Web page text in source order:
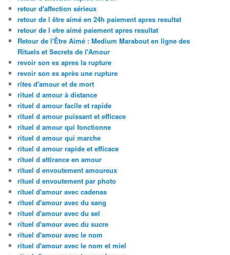
retour d'affection sérieux
retour de l être aimé en 24h paiement apres resultat
retour de l etre aimé paiement apres resultat
Retour de l'Être Aimé : Medium Marabout en ligne des
Rituels et Secrets de l'Amour
revoir son ex apres la rupture
revoir son ex après une rupture
rites d'amour et de mort
rituel d amour à distance
rituel d amour facile et rapide
rituel d amour puissant et efficace
rituel d amour qui fonctionne
rituel d amour qui marche
rituel d amour rapide et efficace
rituel d attirance en amour
rituel d envoutement amoureux
rituel d envoutement par photo
rituel d'amour avec cadenas
rituel d'amour avec du sang
rituel d'amour avec du sel
rituel d'amour avec du sucre
rituel d'amour avec le nom
rituel d'amour avec le nom et miel